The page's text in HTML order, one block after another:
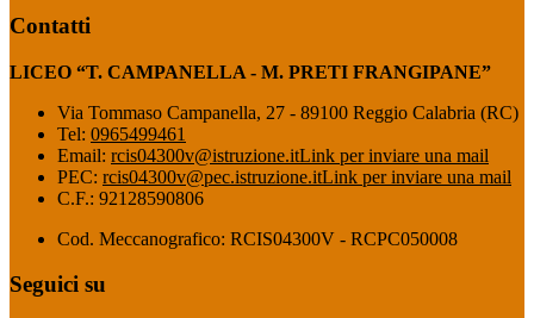
Contatti
LICEO “T. CAMPANELLA - M. PRETI FRANGIPANE”
Via Tommaso Campanella, 27 - 89100 Reggio Calabria (RC)
Tel: 0965499461
Email: rcis04300v@istruzione.itLink per inviare una mail
PEC: rcis04300v@pec.istruzione.itLink per inviare una mail
C.F.: 92128590806
Cod. Meccanografico: RCIS04300V - RCPC050008
Seguici su